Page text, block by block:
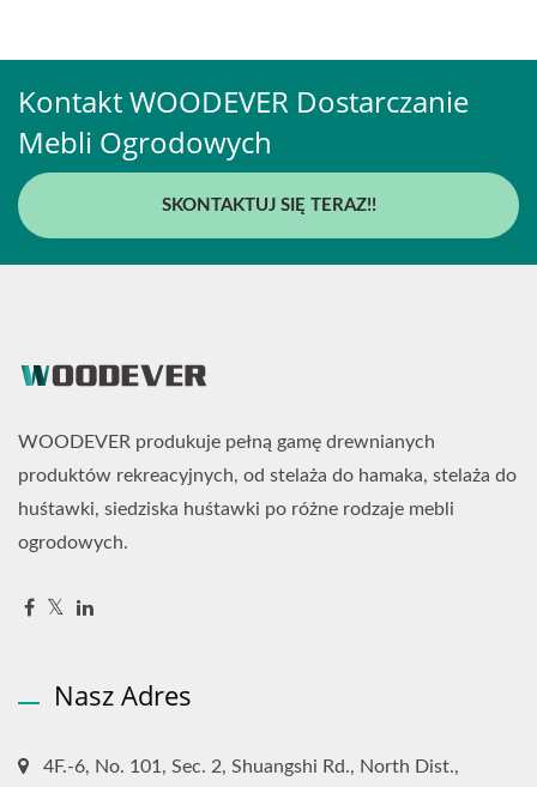
Kontakt WOODEVER Dostarczanie
Mebli Ogrodowych
SKONTAKTUJ SIĘ TERAZ!!
WOODEVER produkuje pełną gamę drewnianych
produktów rekreacyjnych, od stelaża do hamaka, stelaża do
huśtawki, siedziska huśtawki po różne rodzaje mebli
ogrodowych.
Nasz Adres
4F.-6, No. 101, Sec. 2, Shuangshi Rd., North Dist.,